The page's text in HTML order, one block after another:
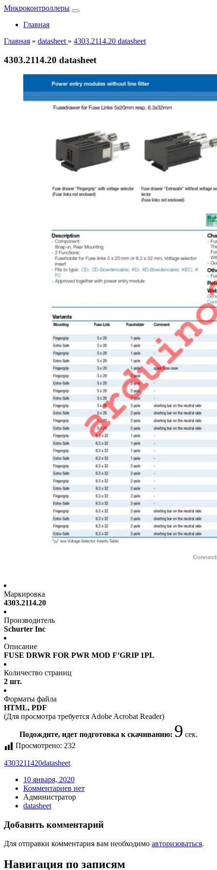
Микроконтроллеры
Главная
Главная » datasheet » 4303.2114.20 datasheet
4303.2114.20 datasheet
Маркировка
4303.2114.20
Производитель
Schurter Inc
Описание
FUSE DRWR FOR PWR MOD F’GRIP 1PL
Количество страниц
2 шт.
Форматы файла
HTML, PDF
(Для просмотра требуется Adobe Acrobat Reader)
Подождите, идет подготовка к скачиванию: 9 сек.
Просмотрено: 232
4303211420datasheet
10 января, 2020
Комментариев нет
Администратор
datasheet
Добавить комментарий
Для отправки комментария вам необходимо авторизоваться.
Навигация по записям